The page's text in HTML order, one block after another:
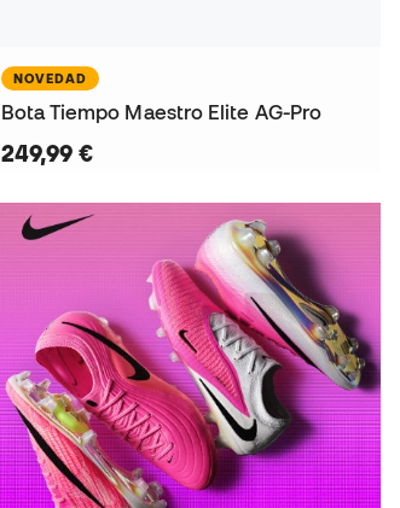
NOVEDAD
Bota Tiempo Maestro Elite AG-Pro
249,99 €